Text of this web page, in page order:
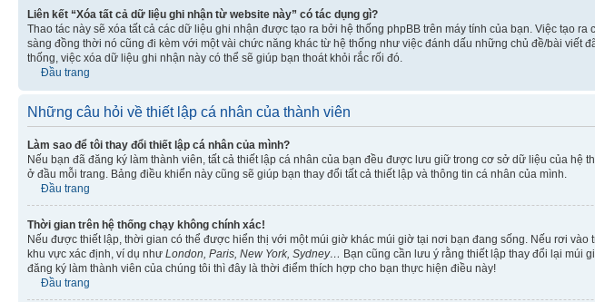
Liên kết “Xóa tất cả dữ liệu ghi nhận từ website này” có tác dụng gì?
Thao tác này sẽ xóa tất cả các dữ liệu ghi nhận được tạo ra bởi hệ thống phpBB trên máy tính của bạn. Việc tạo
sàng đồng thời nó cũng đi kèm với một vài chức năng khác từ hệ thống như việc đánh dấu những chủ đề/bài
thống, việc xóa dữ liệu ghi nhận này có thể sẽ giúp bạn thoát khỏi rắc rối đó.
Đầu trang
Những câu hỏi về thiết lập cá nhân của thành viên
Làm sao để tôi thay đổi thiết lập cá nhân của mình?
Nếu bạn đã đăng ký làm thành viên, tất cả thiết lập cá nhân của bạn đều được lưu giữ trong cơ sở dữ liệu của
ở đầu mỗi trang. Bảng điều khiển này cũng sẽ giúp bạn thay đổi tất cả thiết lập và thông tin cá nhân của mình.
Đầu trang
Thời gian trên hệ thống chạy không chính xác!
Nếu được thiết lập, thời gian có thể được hiển thị với một múi giờ khác múi giờ tại nơi bạn đang sống. Nếu rơi
khu vực xác định, ví dụ như London, Paris, New York, Sydney… Bạn cũng cần lưu ý rằng thiết lập thay đổi lại múi
đăng ký làm thành viên của chúng tôi thì đây là thời điểm thích hợp cho bạn thực hiện điều này!
Đầu trang